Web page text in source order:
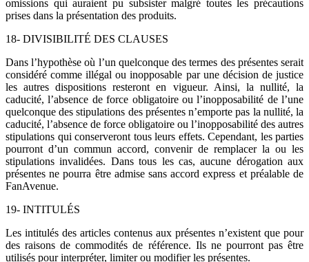
omissions qui auraient pu subsister malgré toutes les précautions
prises dans la présentation des produits.
18- DIVISIBILITÉ DES CLAUSES
Dans l’hypothèse où l’un quelconque des termes des présentes serait
considéré comme illégal ou inopposable par une décision de justice
les autres dispositions resteront en vigueur. Ainsi, la nullité, la
caducité, l’absence de force obligatoire ou l’inopposabilité de l’une
quelconque des stipulations des présentes n’emporte pas la nullité, la
caducité, l’absence de force obligatoire ou l’inopposabilité des autres
stipulations qui conserveront tous leurs effets. Cependant, les parties
pourront d’un commun accord, convenir de remplacer la ou les
stipulations invalidées. Dans tous les cas, aucune dérogation aux
présentes ne pourra être admise sans accord express et préalable de
FanAvenue.
19- INTITULÉS
Les intitulés des articles contenus aux présentes n’existent que pour
des raisons de commodités de référence. Ils ne pourront pas être
utilisés pour interpréter, limiter ou modifier les présentes.